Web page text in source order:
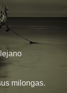
milongas.